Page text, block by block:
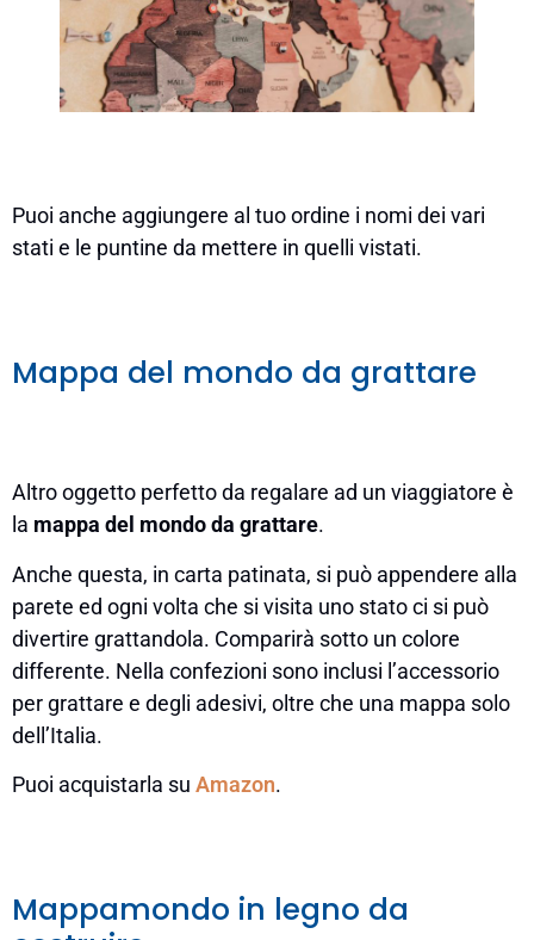
Puoi anche aggiungere al tuo ordine i nomi dei vari
stati e le puntine da mettere in quelli vistati.
Mappa del mondo da grattare
Altro oggetto perfetto da regalare ad un viaggiatore è
la mappa del mondo da grattare.
Anche questa, in carta patinata, si può appendere alla
parete ed ogni volta che si visita uno stato ci si può
divertire grattandola. Comparirà sotto un colore
differente. Nella confezioni sono inclusi l’accessorio
per grattare e degli adesivi, oltre che una mappa solo
dell’Italia.
Puoi acquistarla su Amazon.
Mappamondo in legno da